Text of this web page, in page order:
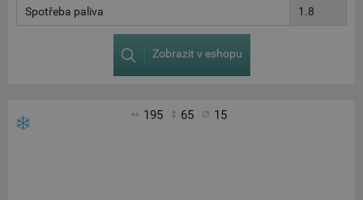
Spotřeba paliva 1.8
Zobrazit v eshopu
195 65 15